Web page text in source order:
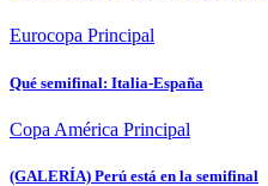
Eurocopa Principal
Qué semifinal: Italia-España
Copa América Principal
(GALERÍA) Perú está en la semifinal